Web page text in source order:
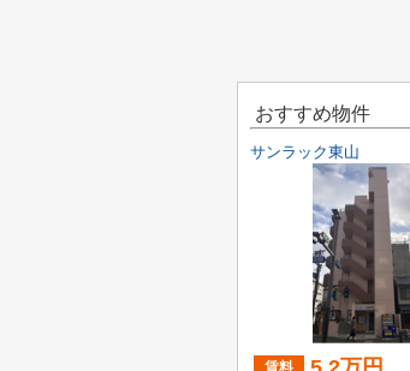
おすすめ物件
サンラック東山
賃料